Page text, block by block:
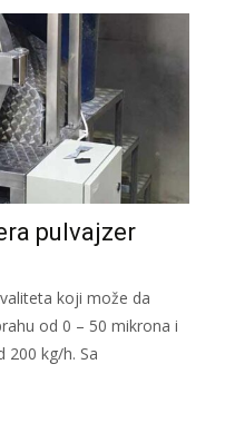
pulvajzer
koji može da
od 0 – 50 mikrona i
200 kg/h. Sa